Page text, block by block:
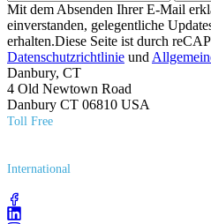
Mit dem Absenden Ihrer E-Mail
einverstanden, gelegentliche
erhalten.Diese Seite ist durch
Datenschutzrichtlinie und
Danbury, CT
4 Old Newtown Road
Danbury CT 06810 USA
Toll Free
International